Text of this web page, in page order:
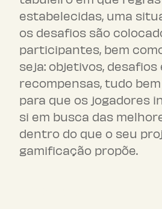
estabelecidas, uma
os desafios são
participantes, bem
seja: objetivos, desafios
recompensas, tudo
para que os jogadores
si em busca das
dentro do que o seu
gamificação propõe.